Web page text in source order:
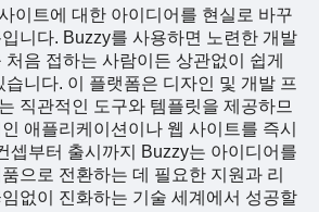
이트에 대한 아이디어를 현실로 바꾸
니다. Buzzy를 사용하면 노련한 개발
음 접하는 사람이든 상관없이 쉽게
니다. 이 플랫폼은 디자인 및 개발 프
직관적인 도구와 템플릿을 제공하므
애플리케이션이나 웹 사이트를 즉시
셉부터 출시까지 Buzzy는 아이디어를
으로 전환하는 데 필요한 지원과 리
없이 진화하는 기술 세계에서 성공할